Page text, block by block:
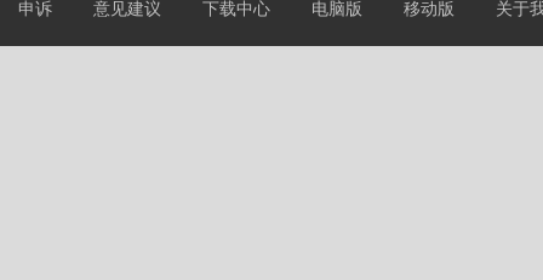
申诉 意见建议 下载中心 电脑版 移动版 关于